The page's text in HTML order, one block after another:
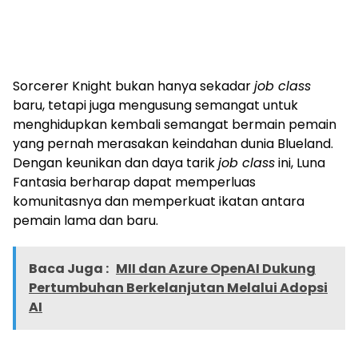
Sorcerer Knight bukan hanya sekadarjob class
baru, tetapi juga mengusung semangat untuk
menghidupkan kembali semangat bermain pemain
yang pernah merasakan keindahan dunia Blueland.
Dengan keunikan dan daya tarikjob classini, Luna
Fantasia berharap dapat memperluas
komunitasnya dan memperkuat ikatan antara
pemain lama dan baru.
Baca Juga : MII dan Azure OpenAI Dukung
Pertumbuhan Berkelanjutan Melalui Adopsi
AI